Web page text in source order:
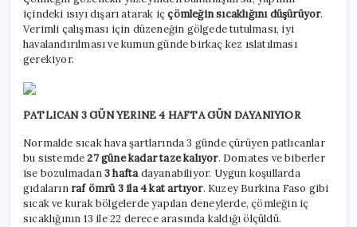
içindeki ısıyı dışarı atarak iççömleğin sıcaklığını düşürüyor.
Verimli çalışması için düzeneğin gölgede tutulması, iyi
havalandırılması ve kumun günde birkaç kez ıslatılması
gerekiyor.
PATLICAN 3 GÜN YERINE 4 HAFTA GÜN DAYANIYIOR
Normalde sıcak hava şartlarında 3 günde çürüyen patlıcanlar
bu sistemde27 güne kadar taze kalıyor. Domates ve biberler
ise bozulmadan3 haftadayanabiliyor. Uygun koşullarda
gıdaların raf ömrü 3 ila 4 kat artıyor. Kuzey Burkina Faso gibi
sıcak ve kurak bölgelerde yapılan deneylerde, çömleğin iç
sıcaklığının 13 ile 22 derece arasında kaldığı ölçüldü.